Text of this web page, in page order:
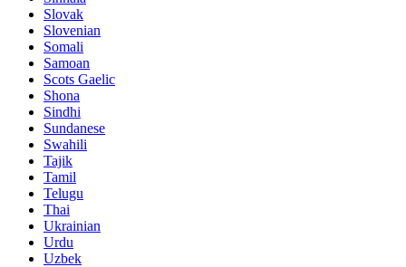
Slovak
Slovenian
Somali
Samoan
Scots Gaelic
Shona
Sindhi
Sundanese
Swahili
Tajik
Tamil
Telugu
Thai
Ukrainian
Urdu
Uzbek